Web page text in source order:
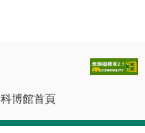
科博館首頁